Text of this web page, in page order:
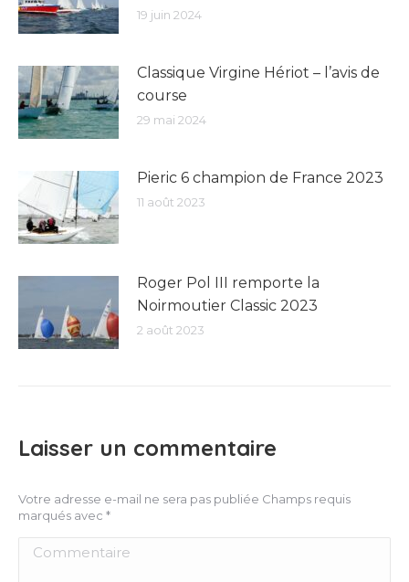
19 juin 2024
Classique Virgine Hériot – l’avis de
course
29 mai 2024
Pieric 6 champion de France 2023
11 août 2023
Roger Pol III remporte la
Noirmoutier Classic 2023
2 août 2023
Laisser un commentaire
Votre adresse e-mail ne sera pas publiée Champs requis
marqués avec *
Commentaire